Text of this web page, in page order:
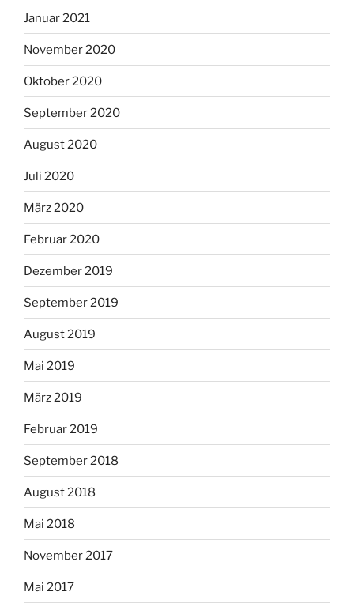
Januar 2021
November 2020
Oktober 2020
September 2020
August 2020
Juli 2020
März 2020
Februar 2020
Dezember 2019
September 2019
August 2019
Mai 2019
März 2019
Februar 2019
September 2018
August 2018
Mai 2018
November 2017
Mai 2017